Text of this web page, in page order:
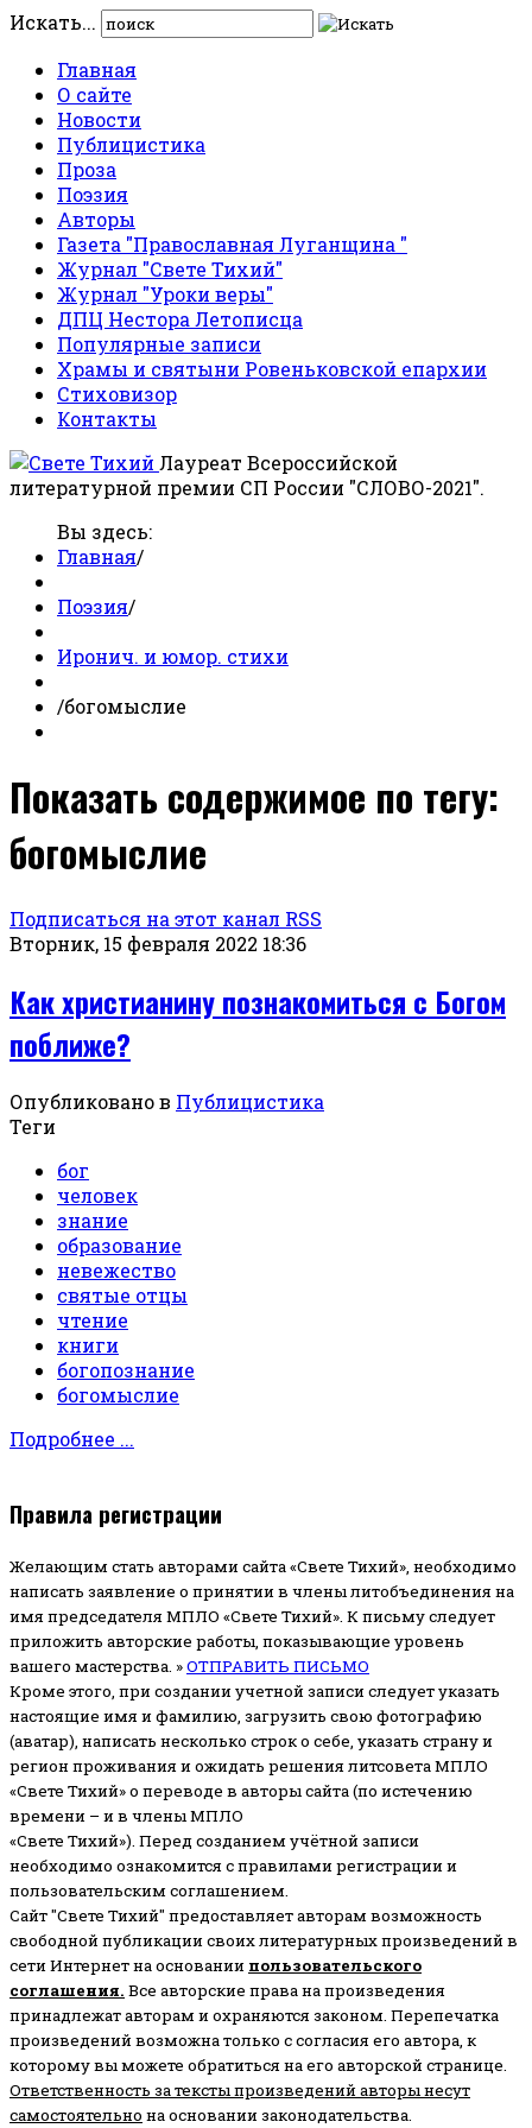
Искать...
Главная
О сайте
Новости
Публицистика
Проза
Поэзия
Авторы
Газета "Православная Луганщина "
Журнал "Свете Тихий"
Журнал "Уроки веры"
ДПЦ Нестора Летописца
Популярные записи
Храмы и святыни Ровеньковской епархии
Стиховизор
Контакты
Лауреат Всероссийской
литературной премии СП России "СЛОВО-2021".
Вы здесь:
Главная/
Поэзия/
Иронич. и юмор. стихи
/богомыслие
Показать содержимое по тегу:
богомыслие
Подписаться на этот канал RSS
Вторник, 15 февраля 2022 18:36
Как христианину познакомиться с Богом
поближе?
Опубликовано в Публицистика
Теги
бог
человек
знание
образование
невежество
святые отцы
чтение
книги
богопознание
богомыслие
Подробнее ...
Правила регистрации
Желающим стать авторами сайта «Свете Тихий», необходимо
написать заявление о принятии в члены литобъединения на
имя председателя МПЛО «Свете Тихий». К письму следует
приложить авторские работы, показывающие уровень
вашего мастерства. »ОТПРАВИТЬ ПИСЬМО
Кроме этого, при создании учетной записи следует указать
настоящие имя и фамилию, загрузить свою фотографию
(аватар), написать несколько строк о себе, указать страну и
регион проживания и ожидать решения литсовета МПЛО
«Свете Тихий» о переводе в авторы сайта (по истечению
времени – и в члены МПЛО
«Свете Тихий»). Перед созданием учётной записи
необходимо ознакомится с правилами регистрации и
пользовательским соглашением.
Сайт "Свете Тихий" предоставляет авторам возможность
свободной публикации своих литературных произведений в
сети Интернет на основании пользовательского
соглашения. Все авторские права на произведения
принадлежат авторам и охраняются законом. Перепечатка
произведений возможна только с согласия его автора, к
которому вы можете обратиться на его авторской странице.
Ответственность за тексты произведений авторы несут
самостоятельно на основании законодательства.